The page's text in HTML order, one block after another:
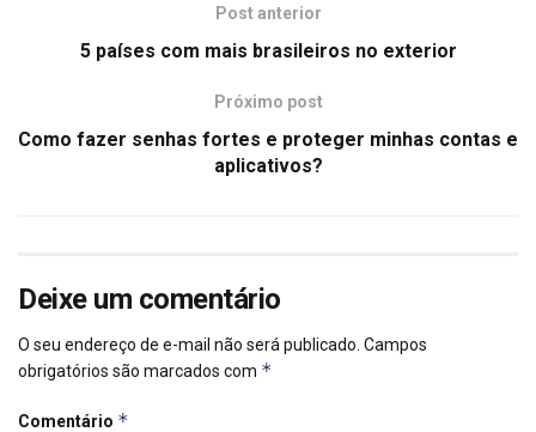
Post anterior
5 países com mais brasileiros no exterior
Próximo post
Como fazer senhas fortes e proteger minhas contas e
aplicativos?
Deixe um comentário
O seu endereço de e-mail não será publicado. Campos
obrigatórios são marcados com *
Comentário *